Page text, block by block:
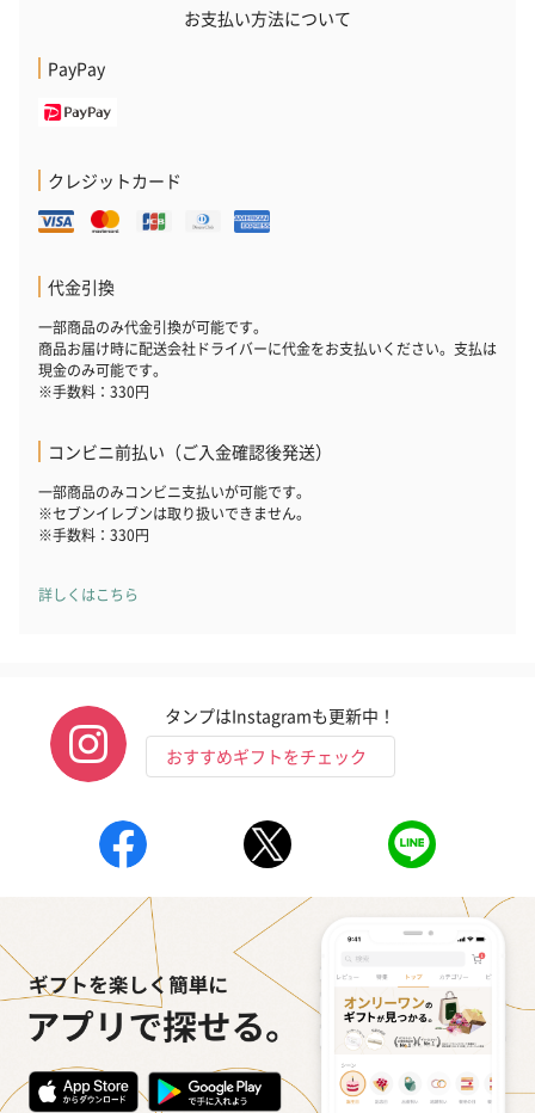
お支払い方法について
PayPay
クレジットカード
代金引換
一部商品のみ代金引換が可能です。
商品お届け時に配送会社ドライバーに代金をお支払いください。支払は
現金のみ可能です。
※手数料：330円
コンビニ前払い（ご入金確認後発送）
一部商品のみコンビニ支払いが可能です。
※セブンイレブンは取り扱いできません。
※手数料：330円
詳しくはこちら
タンプはInstagramも更新中！
おすすめギフトをチェック